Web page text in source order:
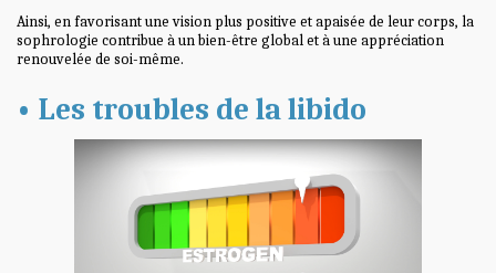
Ainsi, en favorisant une vision plus positive et apaisée de leur corps, la
sophrologie contribue à un bien-être global et à une appréciation
renouvelée de soi-même.
• Les troubles de la libido